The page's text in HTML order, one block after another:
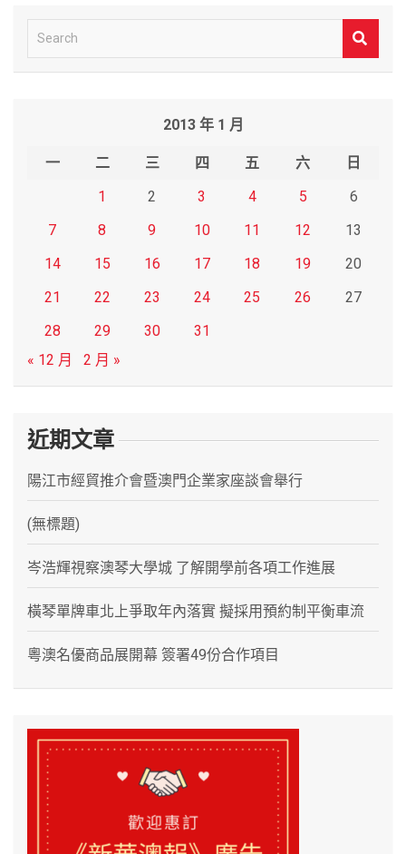
e
2013 年 1 月
一 二 三 四 五 六
日
1
2 3 4 5
6
7
8 9 10 11 12
13
14
15 16 17 18 19
20
21
22 23 24 25 26
27
28
29 30
31
« 12 月
2 月 »
近期文章
陽江市經貿推介會暨澳門企業家座談會舉行
(無標題)
岑浩輝視察澳琴大學城 了解開學前各項工作進展
橫琴單牌車北上爭取年內落實 擬採用預約制平衡車流
粵澳名優商品展開幕 簽署49份合作項目